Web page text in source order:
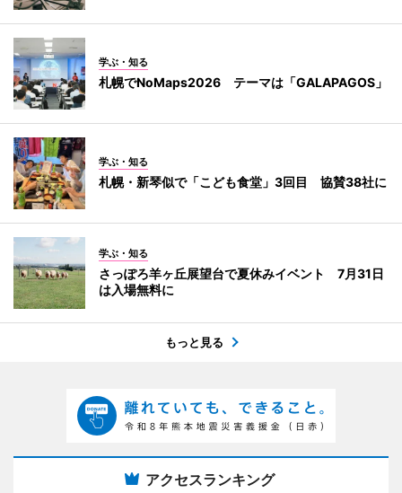
学ぶ・知る
札幌でNoMaps2026 テーマは「GALAPAGOS」
学ぶ・知る
札幌・新琴似で「こども食堂」3回目 協賛38社に
学ぶ・知る
さっぽろ羊ヶ丘展望台で夏休みイベント 7月31日
は入場無料に
もっと見る
アクセスランキング